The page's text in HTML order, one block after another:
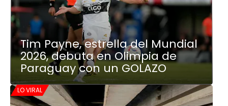
Tim Payne, estrella del Mundial
2026, debuta en Olimpia de
Paraguay con un GOLAZO
LO VIRAL